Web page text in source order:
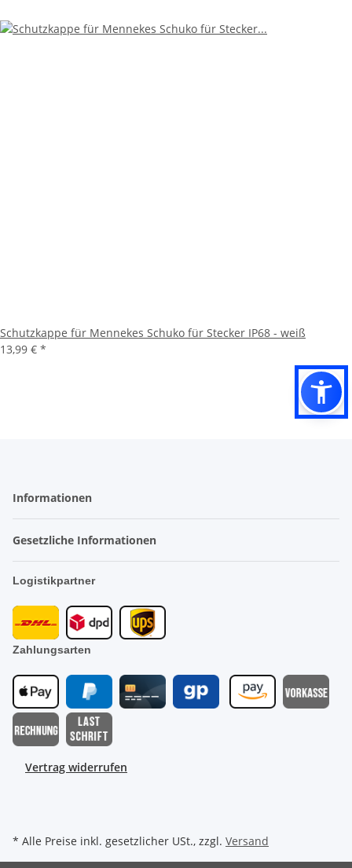
Schutzkappe für Mennekes Schuko für Stecker IP68 - weiß
13,99 € *
Informationen
Gesetzliche Informationen
Logistikpartner
Zahlungsarten
Vertrag widerrufen
* Alle Preise inkl. gesetzlicher USt., zzgl. Versand